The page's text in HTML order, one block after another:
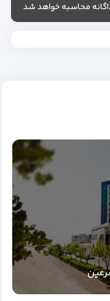
محاسبه خواهد شد